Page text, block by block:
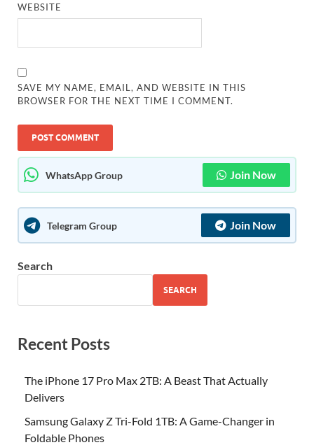
WEBSITE
SAVE MY NAME, EMAIL, AND WEBSITE IN THIS
BROWSER FOR THE NEXT TIME I COMMENT.
WhatsApp Group Join Now
Telegram Group Join Now
Search
SEARCH
Recent Posts
The iPhone 17 Pro Max 2TB: A Beast That Actually
Delivers
Samsung Galaxy Z Tri-Fold 1TB: A Game-Changer in
Foldable Phones